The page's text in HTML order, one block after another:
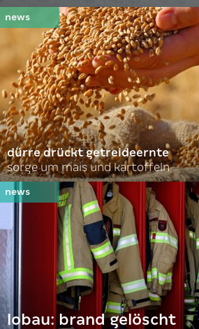
dürre drückt getreideernte
sorge um mais und kartoffeln
lobau: brand gelöscht